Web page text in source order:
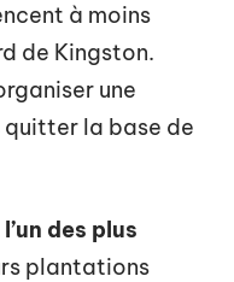
à moins
de Kingston.
une
quitter la base de
des plus
plantations